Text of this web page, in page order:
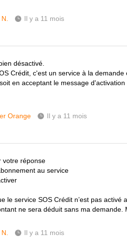
Il y a 11 mois
désactivé.
Crédit, c'est un service à la
en acceptant le message
Orange Il y a 11 mois
votre réponse
au service
le service SOS Crédit n’est pas activé
ne sera déduit sans ma demande.
Il y a 11 mois